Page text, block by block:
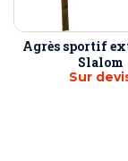
Agrès sportif
Slalom
Sur